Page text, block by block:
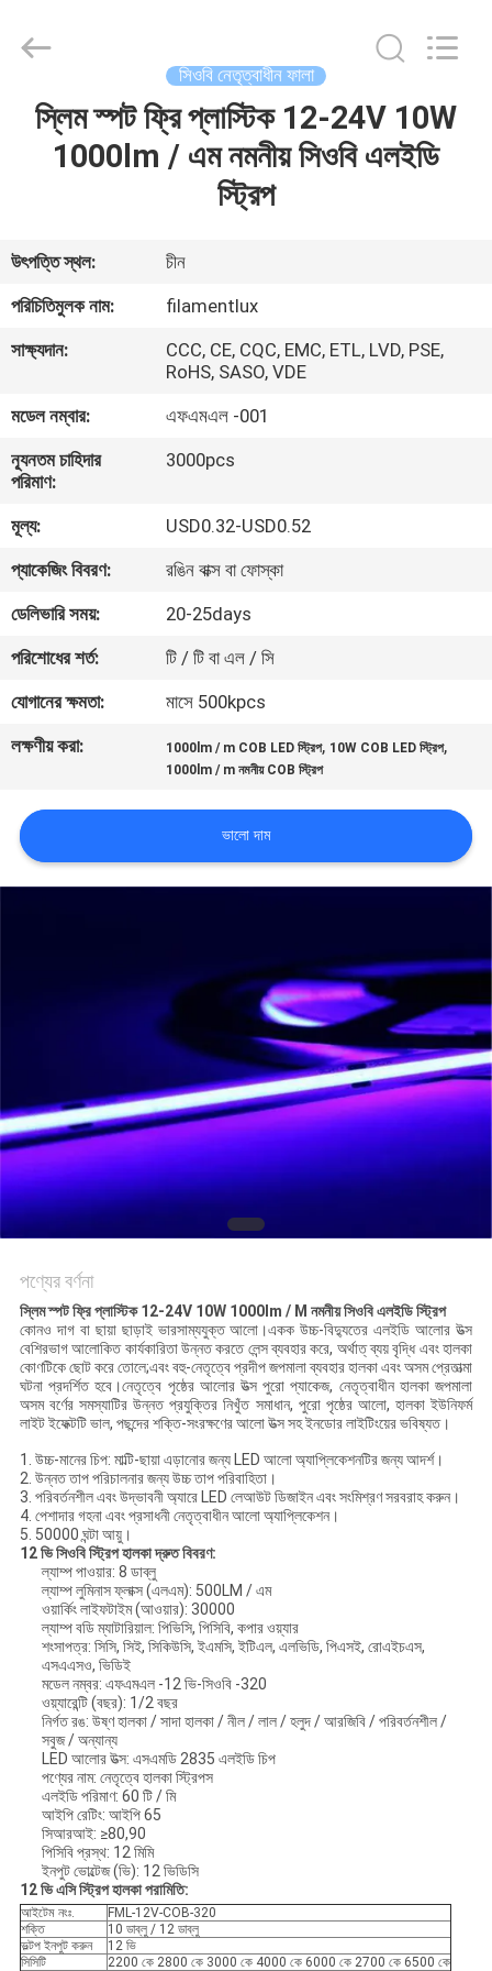
বাড়ি
আমাদের
সম্পর্কে
কারখানা
ভ্রমণ
মান
নিয়ন্ত্রণ
যোগাযোগ
করুন
উদ্ধৃতির
জন্য
সাইট
ম্যাপ
POLICY
Technology
Reserved.
সিওবি নেতৃত্বাধীন ফালা
স্লিম স্পট ফ্রি প্লাস্টিক 12-24V 10W
1000lm / এম নমনীয় সিওবি এলইডি
স্ট্রিপ
উৎপত্তি স্থল:
চীন
পরিচিতিমুলক নাম:
filamentlux
সাক্ষ্যদান:
CCC, CE, CQC, EMC, ETL, LVD, PSE,
RoHS, SASO, VDE
মডেল নম্বার:
এফএমএল -001
ন্যূনতম চাহিদার
পরিমাণ:
3000pcs
মূল্য:
USD0.32-USD0.52
প্যাকেজিং বিবরণ:
রঙিন বাক্স বা ফোস্কা
ডেলিভারি সময়:
20-25days
পরিশোধের শর্ত:
টি / টি বা এল / সি
যোগানের ক্ষমতা:
মাসে 500kpcs
লক্ষণীয় করা:
1000lm / m COB LED স্ট্রিপ, 10W COB LED স্ট্রিপ,
1000lm / m নমনীয় COB স্ট্রিপ
ভালো দাম
পণ্যের বর্ণনা
স্লিম স্পট ফ্রি প্লাস্টিক 12-24V 10W 1000lm / M নমনীয় সিওবি এলইডি স্ট্রিপ
কোনও দাগ বা ছায়া ছাড়াই ভারসাম্যযুক্ত আলো।একক উচ্চ-বিদ্যুতের এলইডি আলোর উত্স
বেশিরভাগ আলোকিত কার্যকারিতা উন্নত করতে লেন্স ব্যবহার করে, অর্থাত্ ব্যয় বৃদ্ধি এবং হালকা
কোণটিকে ছোট করে তোলে;এবং বহু-নেতৃত্বে প্রদীপ জপমালা ব্যবহার হালকা এবং অসম প্রেতাত্মা
ঘটনা প্রদর্শিত হবে।নেতৃত্বে পৃষ্ঠের আলোর উত্স পুরো প্যাকেজ, নেতৃত্বাধীন হালকা জপমালা
অসম বর্ণের সমস্যাটির উন্নত প্রযুক্তির নিখুঁত সমাধান, পুরো পৃষ্ঠের আলো, হালকা ইউনিফর্ম
লাইট ইফেক্টটি ভাল, পছন্দের শক্তি-সংরক্ষণের আলো উত্স সহ ইনডোর লাইটিংয়ের ভবিষ্যত।
1. উচ্চ-মানের চিপ: মাল্টি-ছায়া এড়ানোর জন্য LED আলো অ্যাপ্লিকেশনটির জন্য আদর্শ।
2. উন্নত তাপ পরিচালনার জন্য উচ্চ তাপ পরিবাহিতা।
3. পরিবর্তনশীল এবং উদ্ভাবনী অ্যারে LED লেআউট ডিজাইন এবং সংমিশ্রণ সরবরাহ করুন।
4. পেশাদার গহনা এবং প্রসাধনী নেতৃত্বাধীন আলো অ্যাপ্লিকেশন।
5. 50000 ঘন্টা আয়ু।
12 ভি সিওবি স্ট্রিপ হালকা দ্রুত বিবরণ:
ল্যাম্প পাওয়ার: 8 ডাব্লু
ল্যাম্প লুমিনাস ফ্লাক্স (এলএম): 500LM / এম
ওয়ার্কিং লাইফটাইম (আওয়ার): 30000
ল্যাম্প বডি ম্যাটারিয়াল: পিভিসি, পিসিবি, কপার ওয়্যার
শংসাপত্র: সিসি, সিই, সিকিউসি, ইএমসি, ইটিএল, এলভিডি, পিএসই, রোএইচএস,
এসএএসও, ভিডিই
মডেল নম্বর: এফএমএল -12 ভি-সিওবি -320
ওয়্যারেন্টি (বছর): 1/2 বছর
নির্গত রঙ: উষ্ণ হালকা / সাদা হালকা / নীল / লাল / হলুদ / আরজিবি / পরিবর্তনশীল /
সবুজ / অন্যান্য
LED আলোর উত্স: এসএমডি 2835 এলইডি চিপ
পণ্যের নাম: নেতৃত্বে হালকা স্ট্রিপস
এলইডি পরিমাণ: 60 টি / মি
আইপি রেটিং: আইপি 65
সিআরআই: ≥80,90
পিসিবি প্রস্থ: 12 মিমি
ইনপুট ভোল্টেজ (ভি): 12 ভিডিসি
12 ভি এসি স্ট্রিপ হালকা পরামিতি:
আইটেম নংঃ.
FML-12V-COB-320
শক্তি
10 ডাব্লু / 12 ডাব্লু
ভল্টপ ইনপুট করুন
12 ভি
সিসিটি
2200 কে 2800 কে 3000 কে 4000 কে 6000 কে 2700 কে 6500 কে